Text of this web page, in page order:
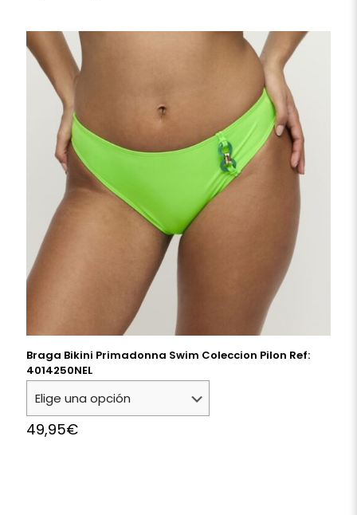
59,95€.49,95€.
Braga Bikini Primadonna Swim Coleccion Pilon Ref:
4014250NEL
49,95€